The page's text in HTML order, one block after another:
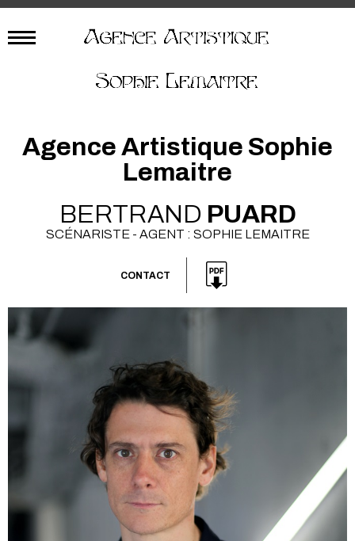
Agence Artistique Sophie
Lemaitre
BERTRAND PUARD
SCÉNARISTE - AGENT : SOPHIE LEMAITRE
CONTACT